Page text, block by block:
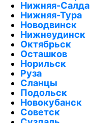
Нижняя-Салда
Нижняя-Тура
Новодвинск
Нижнеудинск
Октябрьск
Осташков
Норильск
Руза
Сланцы
Подольск
Новокубанск
Советск